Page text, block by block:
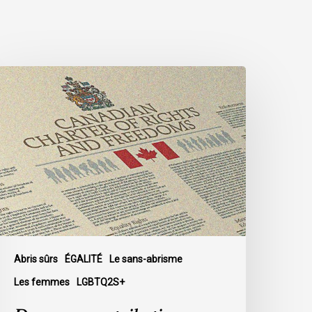
Abris sûrs ÉGALITÉ Le sans-abrisme
Les femmes LGBTQ2S+